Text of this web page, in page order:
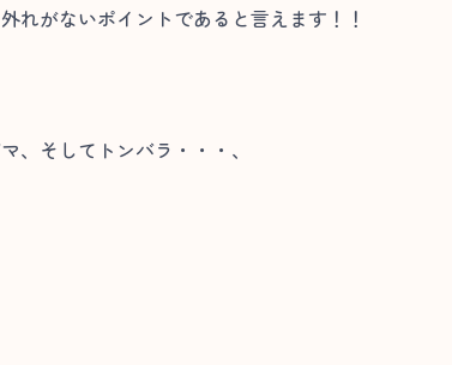
れがないポイントであると言えます！！
、そしてトンバラ・・・、